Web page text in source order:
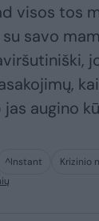
visos tos
savo
jas augino
^Instant
Krizinio